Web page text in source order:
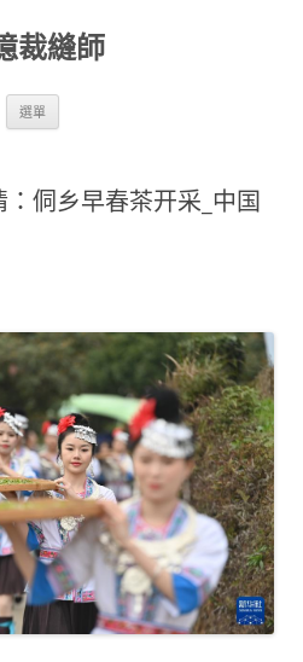
裁縫師
選單
侗乡早春茶开采_中国